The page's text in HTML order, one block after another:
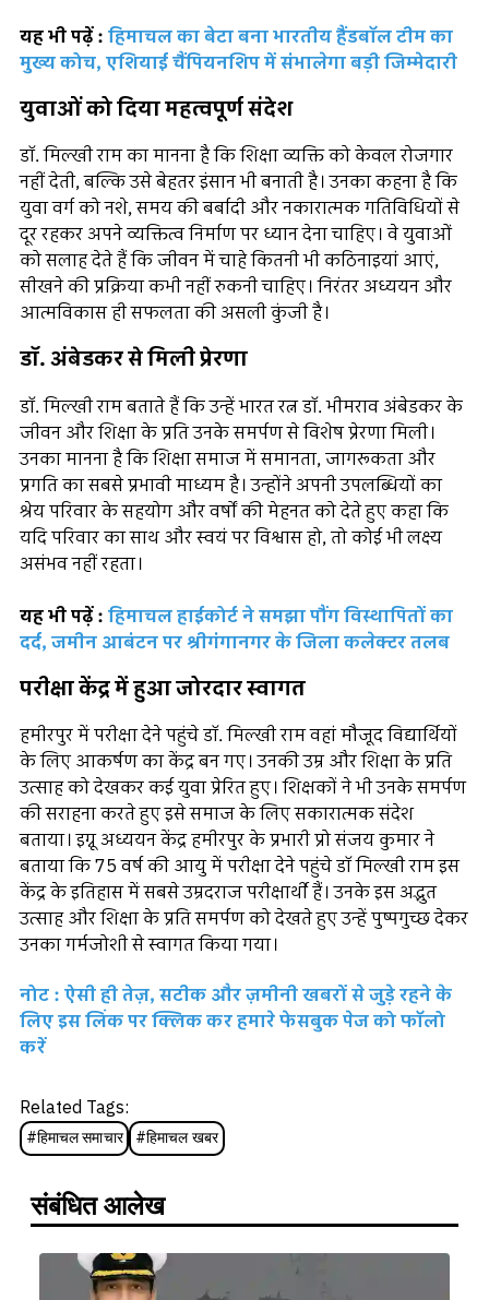
यह भी पढ़ें : हिमाचल का बेटा बना भारतीय हैंडबॉल टीम का
मुख्य कोच, एशियाई चैंपियनशिप में संभालेगा बड़ी जिम्मेदारी
युवाओं को दिया महत्वपूर्ण संदेश
डॉ. मिल्खी राम का मानना है कि शिक्षा व्यक्ति को केवल रोजगार
नहीं देती, बल्कि उसे बेहतर इंसान भी बनाती है। उनका कहना है कि
युवा वर्ग को नशे, समय की बर्बादी और नकारात्मक गतिविधियों से
दूर रहकर अपने व्यक्तित्व निर्माण पर ध्यान देना चाहिए। वे युवाओं
को सलाह देते हैं कि जीवन में चाहे कितनी भी कठिनाइयां आएं,
सीखने की प्रक्रिया कभी नहीं रुकनी चाहिए। निरंतर अध्ययन और
आत्मविकास ही सफलता की असली कुंजी है।
डॉ. अंबेडकर से मिली प्रेरणा
डॉ. मिल्खी राम बताते हैं कि उन्हें भारत रत्न डॉ. भीमराव अंबेडकर के
जीवन और शिक्षा के प्रति उनके समर्पण से विशेष प्रेरणा मिली।
उनका मानना है कि शिक्षा समाज में समानता, जागरूकता और
प्रगति का सबसे प्रभावी माध्यम है। उन्होंने अपनी उपलब्धियों का
श्रेय परिवार के सहयोग और वर्षों की मेहनत को देते हुए कहा कि
यदि परिवार का साथ और स्वयं पर विश्वास हो, तो कोई भी लक्ष्य
असंभव नहीं रहता।
यह भी पढ़ें : हिमाचल हाईकोर्ट ने समझा पौंग विस्थापितों का
दर्द, जमीन आबंटन पर श्रीगंगानगर के जिला कलेक्टर तलब
परीक्षा केंद्र में हुआ जोरदार स्वागत
हमीरपुर में परीक्षा देने पहुंचे डॉ. मिल्खी राम वहां मौजूद विद्यार्थियों
के लिए आकर्षण का केंद्र बन गए। उनकी उम्र और शिक्षा के प्रति
उत्साह को देखकर कई युवा प्रेरित हुए। शिक्षकों ने भी उनके समर्पण
की सराहना करते हुए इसे समाज के लिए सकारात्मक संदेश
बताया। इग्नू अध्ययन केंद्र हमीरपुर के प्रभारी प्रो संजय कुमार ने
बताया कि 75 वर्ष की आयु में परीक्षा देने पहुंचे डॉ मिल्खी राम इस
केंद्र के इतिहास में सबसे उम्रदराज परीक्षार्थी हैं। उनके इस अद्भुत
उत्साह और शिक्षा के प्रति समर्पण को देखते हुए उन्हें पुष्पगुच्छ देकर
उनका गर्मजोशी से स्वागत किया गया।
नोट : ऐसी ही तेज़, सटीक और ज़मीनी खबरों से जुड़े रहने के
लिए इस लिंक पर क्लिक कर हमारे फेसबुक पेज को फॉलो
करें
Related Tags:
#हिमाचल समाचार #हिमाचल खबर
संबंधित आलेख